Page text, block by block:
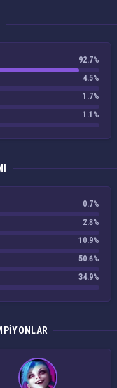
92.7%
4.5%
1.7%
1.1%
0.7%
2.8%
10.9%
50.6%
34.9%